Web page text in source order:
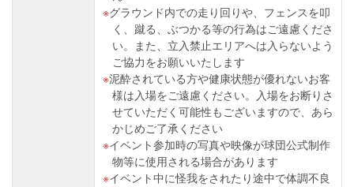
グラウンド内での走り回りや、フェンスを叩
く、蹴る、ぶつかる等の行為はご遠慮くださ
い。また、立入禁止エリアへは入らないよう
ご協力をお願いいたします
泥酔されている方や健康状態が優れないお客
様は入場をご遠慮ください。入場をお断りさ
せていただく可能性もございますので、あら
かじめご了承ください
イベント参加時の写真や映像が球団公式制作
物等に使用される場合があります
イベント中に怪我をされたり途中で体調不良